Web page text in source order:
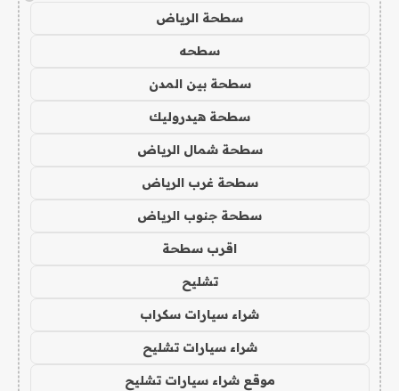
سطحة الرياض
سطحه
سطحة بين المدن
سطحة هيدروليك
سطحة شمال الرياض
سطحة غرب الرياض
سطحة جنوب الرياض
اقرب سطحة
تشليح
شراء سيارات سكراب
شراء سيارات تشليح
موقع شراء سيارات تشليح